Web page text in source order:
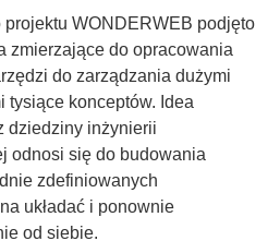
WONDERWEB podjęto
zmierzające do opracowania
do zarządzania dużymi
tysiące konceptów. Idea
dziedziny inżynierii
odnosi się do budowania
zdefiniowanych
układać i ponownie
od siebie.